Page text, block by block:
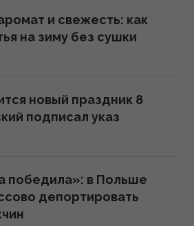
2026
2026
Шмыгаль раскрыл
2026
и свежесть: как
на зиму без сушки
новый праздник 8
подписал указ
победила»: в Польше
депортировать